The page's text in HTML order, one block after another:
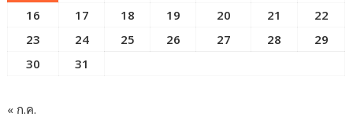
16
17 18 19 20 21
22
23
24 25 26 27 28
29
30
31
« ก.ค.